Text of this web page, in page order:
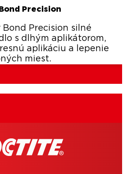
Precision
Bond Precision silné
s dlhým aplikátorom,
aplikáciu a lepenie
miest.